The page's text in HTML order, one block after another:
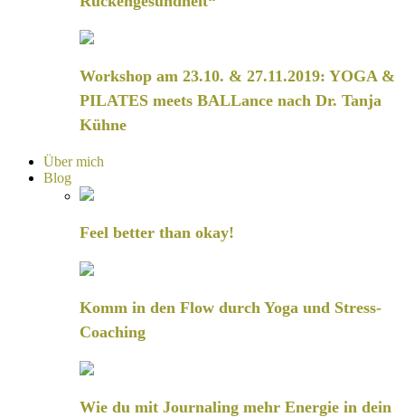
Workshop am 23.10. & 27.11.2019: YOGA &
PILATES meets BALLance nach Dr. Tanja
Kühne
Über mich
Blog
Feel better than okay!
Komm in den Flow durch Yoga und Stress-
Coaching
Wie du mit Journaling mehr Energie in dein